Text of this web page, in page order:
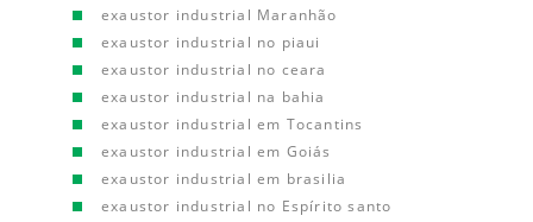
exaustor industrial Maranhão
exaustor industrial no piaui
exaustor industrial no ceara
exaustor industrial na bahia
exaustor industrial em Tocantins
exaustor industrial em Goiás
exaustor industrial em brasilia
exaustor industrial no Espírito santo